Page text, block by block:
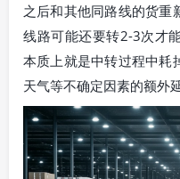
之后和其他同路线的货重
线路可能还要转2-3次才
本质上就是中转过程中耗
天气等不确定因素的额外延